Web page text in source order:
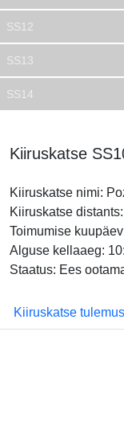
SS12
SS13
SS14
Kiiruskatse
Kiiruskatse nimi:
Kiiruskatse
Toimumise
Alguse kellaaeg:
Staatus: Ees
Kiiruskatse tulemus